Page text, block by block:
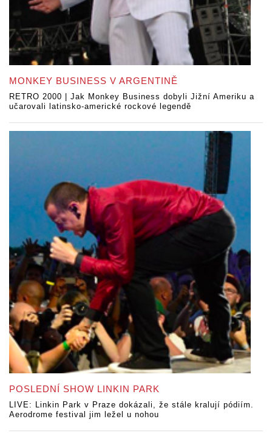
MONKEY BUSINESS V ARGENTINĚ
RETRO 2000 | Jak Monkey Business dobyli Jižní Ameriku a
učarovali latinsko-americké rockové legendě
POSLEDNÍ SHOW LINKIN PARK
LIVE: Linkin Park v Praze dokázali, že stále kralují pódiím.
Aerodrome festival jim ležel u nohou